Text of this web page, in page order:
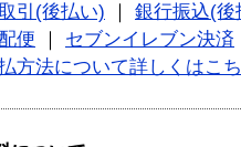
引(後払い)
銀行振込(後
便
セブンイレブン決済
方法について詳しくはこ